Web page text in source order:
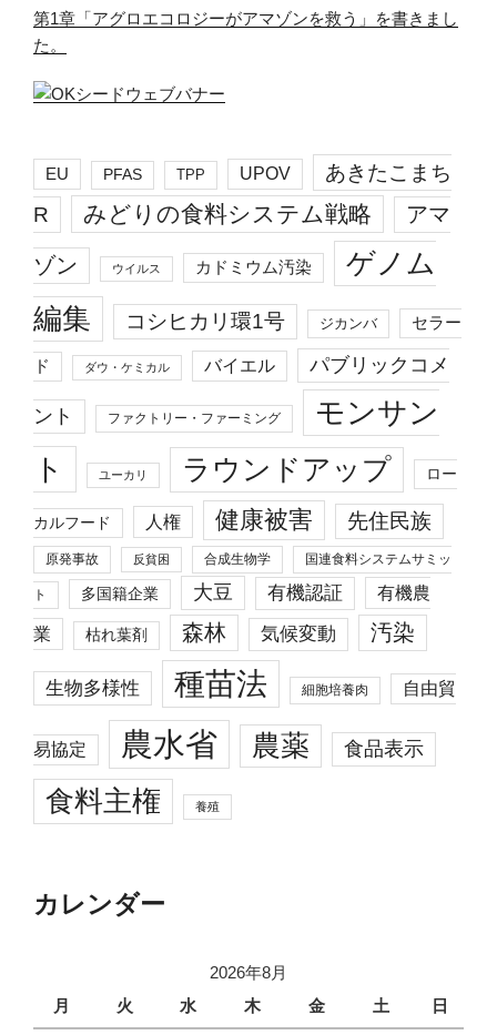
第1章「アグロエコロジーがアマゾンを救う」を書きまし
た。
EU PFAS TPP UPOV
あきたこまち
R
みどりの食料システム戦略 アマ
ゾン ウイルス カドミウム汚染
ゲノム
編集
コシヒカリ環1号 ジカンバ セラー
ド ダウ・ケミカル バイエル パブリックコメ
ント ファクトリー・ファーミング
モンサン
ト
ユーカリ ラウンドアップ ロー
カルフード 人権 健康被害 先住民族
原発事故 反貧困 合成生物学 国連食料システムサミッ
ト 多国籍企業 大豆 有機認証 有機農
業 枯れ葉剤 森林 気候変動 汚染
生物多様性 種苗法 細胞培養肉 自由貿
易協定 農水省 農薬 食品表示
食料主権 養殖
カレンダー
2026年8月
月
火 水 木 金 土 日